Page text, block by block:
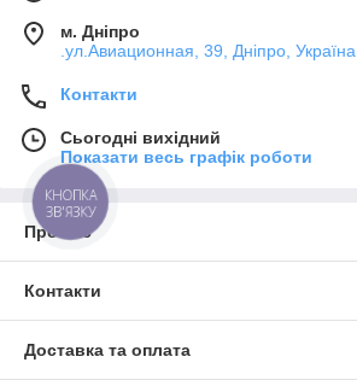
м. Дніпро
.ул.Авиационная, 39, Дніпро, Україна
Контакти
Сьогодні вихідний
Показати весь графік роботи
Про нас
Контакти
Доставка та оплата
КНОПКА
ЗВ'ЯЗКУ